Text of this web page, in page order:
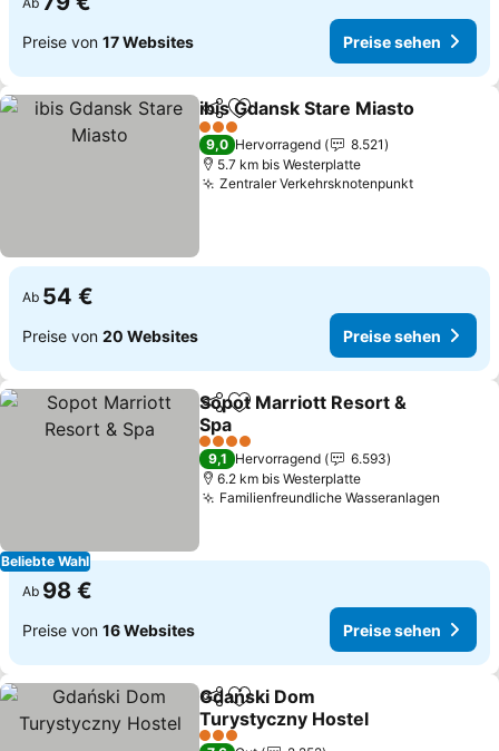
Preise von 17 Websites Preise sehen
TeilenZu Favoriten hinzufügen
ibis Gdansk Stare Miasto
3 Sterne
9,0 Hervorragend
8.521
5.7 km bis Westerplatte
Zentraler Verkehrsknotenpunkt
Ab 54 €
Preise von 20 Websites Preise sehen
Beliebte Wahl
TeilenZu Favoriten hinzufügen
Sopot Marriott Resort &
Spa
4 Sterne
9,1 Hervorragend
6.593
6.2 km bis Westerplatte
Familienfreundliche Wasseranlagen
Ab 98 €
Preise von 16 Websites Preise sehen
TeilenZu Favoriten hinzufügen
Gdański Dom
Turystyczny Hostel
3 Sterne